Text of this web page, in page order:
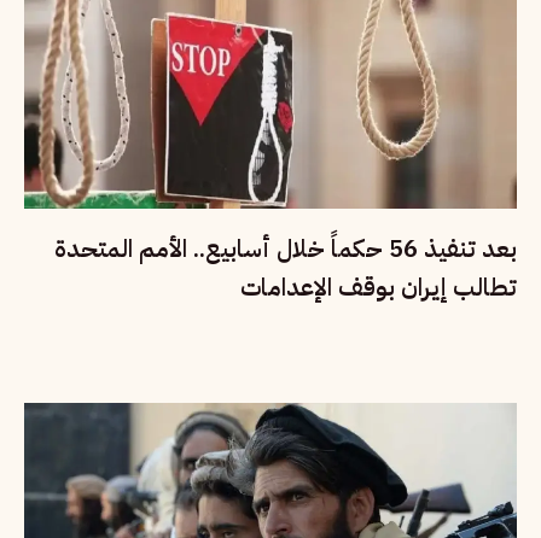
بعد تنفيذ 56 حكماً خلال أسابيع.. الأمم المتحدة
تطالب إيران بوقف الإعدامات